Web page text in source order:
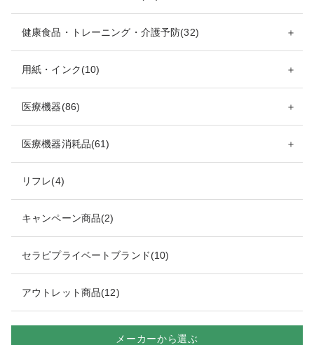
健康食品・トレーニング・介護予防(32) ＋
用紙・インク(10) ＋
医療機器(86) ＋
医療機器消耗品(61) ＋
リフレ(4)
キャンペーン商品(2)
セラピプライベートブランド(10)
アウトレット商品(12)
メーカーから選ぶ